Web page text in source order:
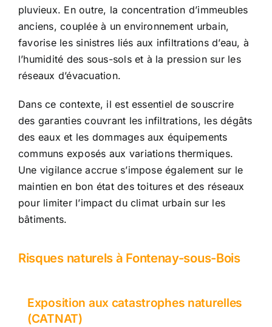
pluvieux. En outre, la concentration d’immeubles
anciens, couplée à un environnement urbain,
favorise les sinistres liés aux infiltrations d’eau, à
l’humidité des sous-sols et à la pression sur les
réseaux d’évacuation.
Dans ce contexte, il est essentiel de souscrire
des garanties couvrant les infiltrations, les dégâts
des eaux et les dommages aux équipements
communs exposés aux variations thermiques.
Une vigilance accrue s’impose également sur le
maintien en bon état des toitures et des réseaux
pour limiter l’impact du climat urbain sur les
bâtiments.
Risques naturels à Fontenay-sous-Bois
Exposition aux catastrophes naturelles
(CATNAT)